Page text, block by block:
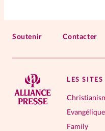
Soutenir Contacter
LES
Family